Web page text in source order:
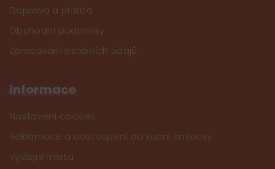
Doprava a platba
Obchodní podmínky
Zpracování osobních údajů
Informace
Nastavení cookies
Reklamace a odstoupení od kupní smlouvy
Výdejní místa